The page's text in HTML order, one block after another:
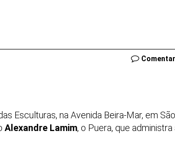
Esculturas, na Avenida Beira-Mar, em São
Alexandre Lamim, o Puera, que administra